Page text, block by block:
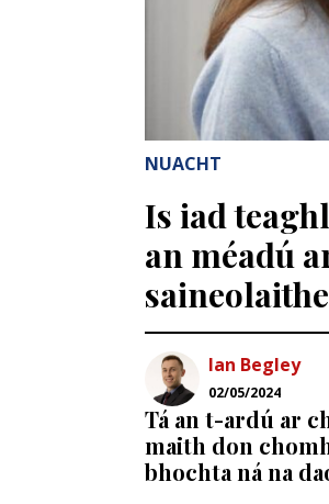
NUACHT
Is iad
an méadú
saineolaithe
Ian Begley
02/05/2024
Tá an t-ardú ar
maith don
bhochta ná na